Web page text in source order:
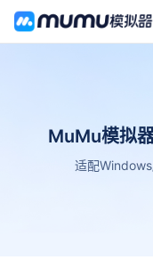
MuMu模拟
适配